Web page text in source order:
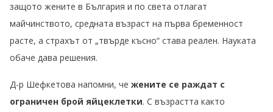
защото жените в България и по света отлагат
майчинството, средната възраст на първа бременност
расте, а страхът от „твърде късно“ става реален. Науката
обаче дава решения.
Д-р Шефкетова напомни, че жените се раждат с
ограничен брой яйцеклетки. С възрастта както